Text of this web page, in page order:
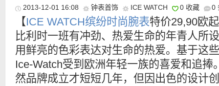
2013-12-01 16:08 钟表首饰 ICE WATCH 0 收藏 0
【ICE WATCH缤纷时尚腕表特价29,90欧
比利时一班有冲劲、热爱生命的年青人所
用鲜亮的色彩表达对生命的热爱。基于这
Ice-Watch受到欧洲年轻一族的喜爱和追捧
然品牌成立才短短几年，但因出色的设计